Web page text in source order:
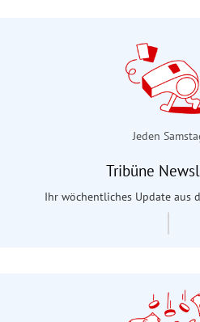
Jeden
Tribüne
Ihr wöchentliches Update aus